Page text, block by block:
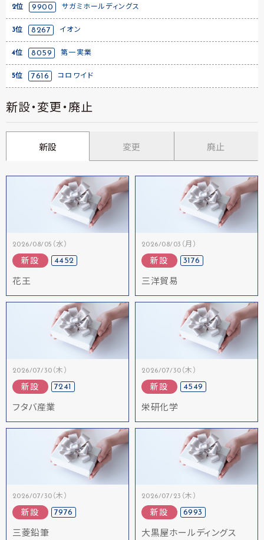
2位 9900 サガミホールディングス
3位 8267 イオン
4位 8059 第一実業
5位 7616 コロワイド
新設・変更・廃止
新設 変更 廃止
2026/08/05（水）
新設 4452
花王
2026/08/03（月）
新設 3176
三洋貿易
2026/07/30（木）
新設 7241
フタバ産業
2026/07/30（木）
新設 4549
栄研化学
2026/07/30（木）
新設 7976
三菱鉛筆
2026/07/23（木）
新設 6993
大黒屋ホールディングス